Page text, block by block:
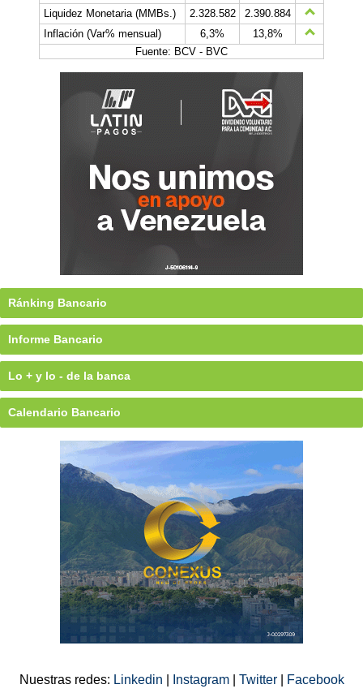
Liquidez Monetaria (MMBs.)
2.328.582
2.390.884
Inflación (Var% mensual)
6,3%
13,8%
Fuente: BCV - BVC
Ránking Bancario
Informe Bancario
Lo + y lo - de la banca
Calendario Bancario
Nuestras redes: Linkedin Instagram Twitter Facebook